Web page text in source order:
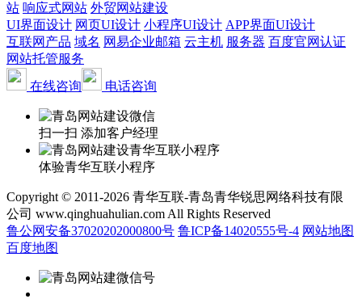
站 响应式网站 外贸网站建设
UI界面设计 网页UI设计 小程序UI设计 APP界面UI设计
互联网产品 域名 网易企业邮箱 云主机 服务器 百度官网认证
网站托管服务
在线咨询
电话咨询
扫一扫 添加客户经理
体验青华互联小程序
Copyright © 2011-2026 青华互联-青岛青华锐思网络科技有限
公司 www.qinghuahulian.com All Rights Reserved
鲁公网安备37020202000800号 鲁ICP备14020555号-4 网站地图
百度地图